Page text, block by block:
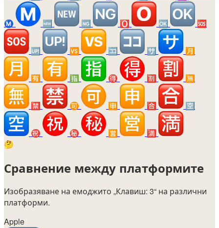
Ⓜ️ 🆕 🆖 🅾️ 🆗 🆘
🆙 🆚 🈁 🈂️ 🈷️
🈶 🈯 🉐 🈹 🈚
🈲 🉑 🈸 🈴 🈳
㊗️ ㊙️ 🈺
🈵
🤔
Сравнение между платформите
Изобразяване на емоджито „Клавиш: 3“ на различни
платформи.
Apple